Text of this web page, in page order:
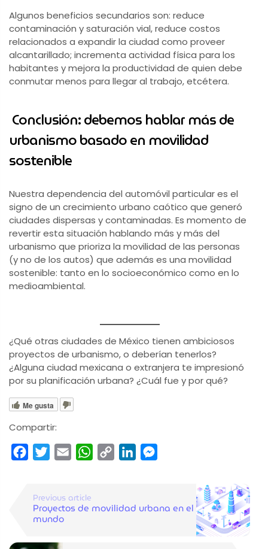
Algunos beneficios secundarios son: reduce
contaminación y saturación vial, reduce costos
relacionados a expandir la ciudad como proveer
alcantarillado; incrementa actividad física para los
habitantes y mejora la productividad de quien debe
conmutar menos para llegar al trabajo, etcétera.
Conclusión: debemos hablar más de
urbanismo basado en movilidad
sostenible
Nuestra dependencia del automóvil particular es el
signo de un crecimiento urbano caótico que generó
ciudades dispersas y contaminadas. Es momento de
revertir esta situación hablando más y más del
urbanismo que prioriza la movilidad de las personas
(y no de los autos) que además es una movilidad
sostenible: tanto en lo socioeconómico como en lo
medioambiental.
¿Qué otras ciudades de México tienen ambiciosos
proyectos de urbanismo, o deberían tenerlos?
¿Alguna ciudad mexicana o extranjera te impresionó
por su planificación urbana? ¿Cuál fue y por qué?
Me gusta
Compartir:
FacebookTwitterEmail WhatsApp
Copy
LinkedIn
Previous article
Proyectos de movilidad urbana en el
mundo